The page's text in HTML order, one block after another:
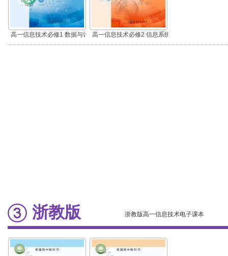
高一信息技术必修1 数据与计
算
高一信息技术必修2 信息系统
与社会
浙教版 浙教版高一信息技术电子课本